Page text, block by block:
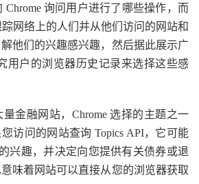
Chrome 询问用户进行了哪些操作，而
踪网络上的人们并从他们访问的网站和
他们的兴趣感兴趣，然后据此展示广
用户的浏览器历史记录来选择这些感
金融网站，Chrome 选择的主题之一
访问的网站查询 Topics API，它可能
兴趣，并决定向您提供有关债券或退
味着网站可以直接从您的浏览器获取